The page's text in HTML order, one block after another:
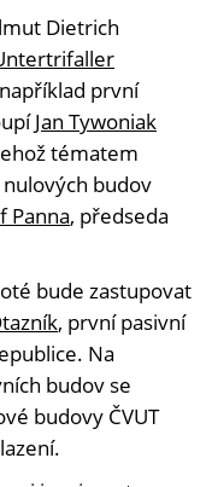
Dietrich
první
Jan Tywoniak
tématem
budov
Panna, předseda
bude zastupovat
, první pasivní
Na
budov se
budovy ČVUT